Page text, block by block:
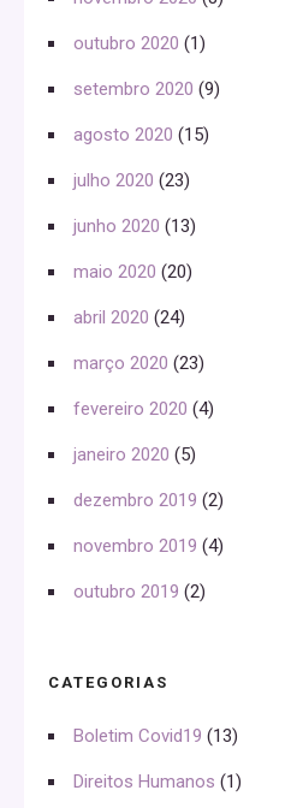
outubro 2020 (1)
setembro 2020 (9)
agosto 2020 (15)
julho 2020 (23)
junho 2020 (13)
maio 2020 (20)
abril 2020 (24)
março 2020 (23)
fevereiro 2020 (4)
janeiro 2020 (5)
dezembro 2019 (2)
novembro 2019 (4)
outubro 2019 (2)
CATEGORIAS
Boletim Covid19 (13)
Direitos Humanos (1)